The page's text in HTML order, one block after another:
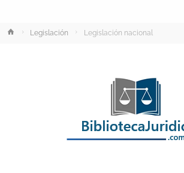
InicioLegislación Legislación nacional